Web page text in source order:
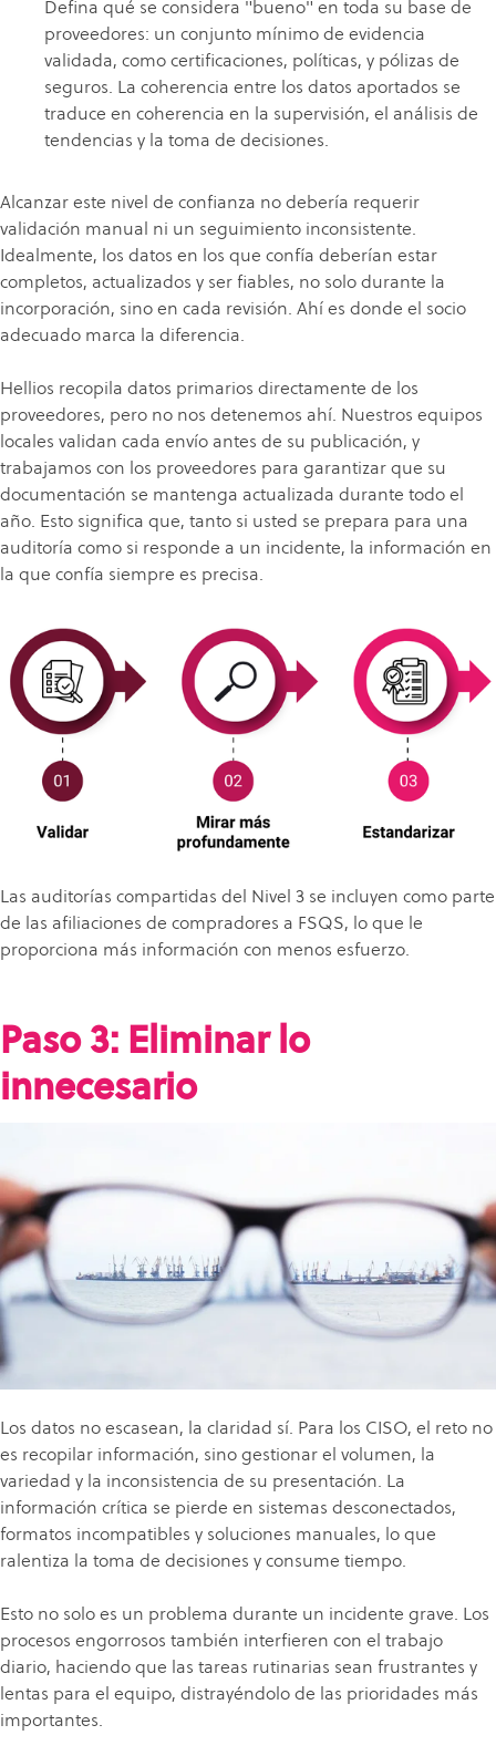
Defina qué se considera "bueno" en toda su base de
proveedores: un conjunto mínimo de evidencia
validada, como certificaciones, políticas, y pólizas de
seguros. La coherencia entre los datos aportados se
traduce en coherencia en la supervisión, el análisis de
tendencias y la toma de decisiones.
Alcanzar este nivel de confianza no debería requerir
validación manual ni un seguimiento inconsistente.
Idealmente, los datos en los que confía deberían estar
completos, actualizados y ser fiables, no solo durante la
incorporación, sino en cada revisión. Ahí es donde el socio
adecuado marca la diferencia.
Hellios recopila datos primarios directamente de los
proveedores, pero no nos detenemos ahí. Nuestros equipos
locales validan cada envío antes de su publicación, y
trabajamos con los proveedores para garantizar que su
documentación se mantenga actualizada durante todo el
año. Esto significa que, tanto si usted se prepara para una
auditoría como si responde a un incidente, la información en
la que confía siempre es precisa.
Las auditorías compartidas del Nivel 3 se incluyen como parte
de las afiliaciones de compradores a FSQS, lo que le
proporciona más información con menos esfuerzo.
Paso 3: Eliminar lo
innecesario
Los datos no escasean, la claridad sí. Para los CISO, el reto no
es recopilar información, sino gestionar el volumen, la
variedad y la inconsistencia de su presentación. La
información crítica se pierde en sistemas desconectados,
formatos incompatibles y soluciones manuales, lo que
ralentiza la toma de decisiones y consume tiempo.
Esto no solo es un problema durante un incidente grave. Los
procesos engorrosos también interfieren con el trabajo
diario, haciendo que las tareas rutinarias sean frustrantes y
lentas para el equipo, distrayéndolo de las prioridades más
importantes.